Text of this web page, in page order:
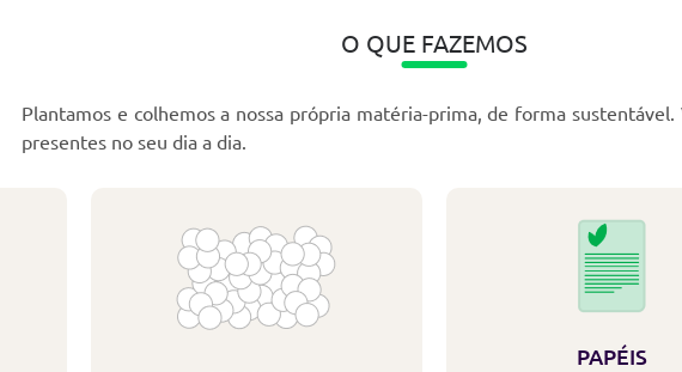
O QUE FAZEMOS
Plantamos e colhemos a nossa própria matéria-prima, de forma sustentável.
presentes no seu dia a dia.
PAPÉIS